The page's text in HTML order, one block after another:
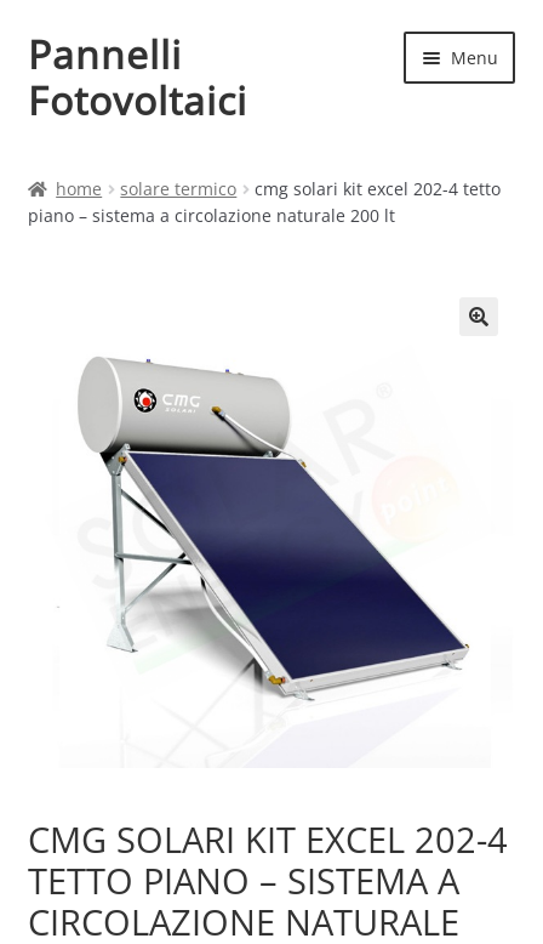
Vai
alla
navigazione
Vai
al
contenuto
Pannelli
Fotovoltaici
Menu
Cart
Contatti
My account
Produttori
Sample Page
home solare termico
cmg solari kit excel 202-4 tetto
piano – sistema a circolazione naturale 200 lt
CMG SOLARI KIT EXCEL 202-4
TETTO PIANO – SISTEMA A
CIRCOLAZIONE NATURALE